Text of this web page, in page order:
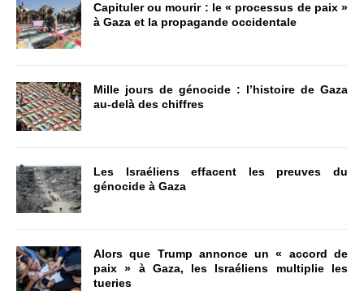
Capituler ou mourir : le « processus de paix »
à Gaza et la propagande occidentale
Mille jours de génocide : l’histoire de Gaza
au-delà des chiffres
Les Israéliens effacent les preuves du
génocide à Gaza
Alors que Trump annonce un « accord de
paix » à Gaza, les Israéliens multiplie les
tueries